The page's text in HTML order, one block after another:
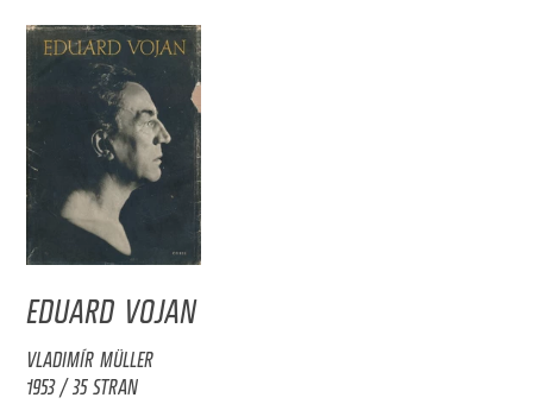
EDUARD VOJAN
VLADIMÍR MÜLLER
1953 / 35 STRAN